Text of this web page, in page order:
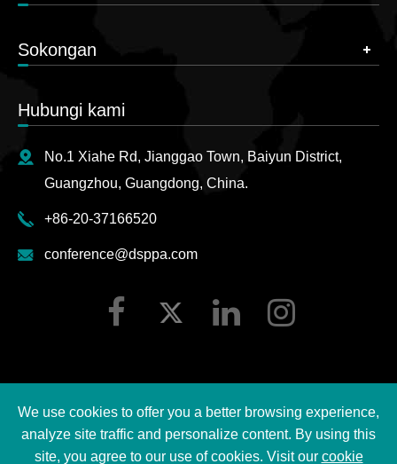
Sokongan
Hubungi kami
No.1 Xiahe Rd, Jianggao Town, Baiyun District,
Guangzhou, Guangdong, China.
+86-20-37166520
conference@dsppa.com
Hak cipta ©
2026 Guangzhou DSPPA Audio Co., Ltd.
Semua hak cipta terpelihara.
We use cookies to offer you a better browsing experience,
analyze site traffic and personalize content. By using this
site, you agree to our use of cookies. Visit our cookie